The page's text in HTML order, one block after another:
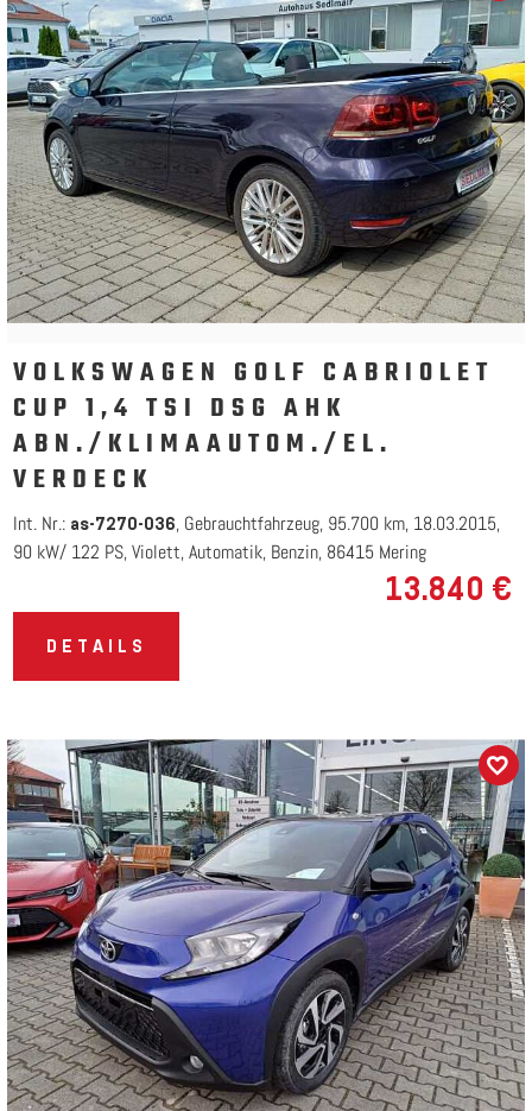
VOLKSWAGEN GOLF CABRIOLET
CUP 1,4 TSI DSG AHK
ABN./KLIMAAUTOM./EL.
VERDECK
Int. Nr.: as-7270-036 Gebrauchtfahrzeug 95.700 km 18.03.2015
90 kW/ 122 PS Violett Automatik Benzin 86415 Mering
13.840 €
DETAILS